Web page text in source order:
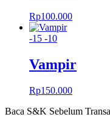
Rp100.000
-15 -10
Vampir
Rp150.000
Baca S&K Sebelum